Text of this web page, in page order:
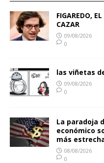
FIGAREDO,
CAZAR
09/08/2026
0
las viñetas
09/08/2026
0
La paradoja
económico
más
08/08/2026
0